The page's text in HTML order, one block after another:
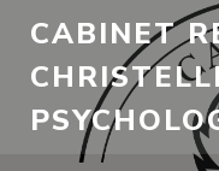
CABINET